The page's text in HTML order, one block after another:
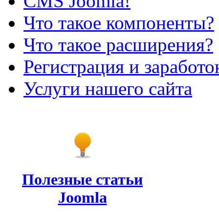
Что такое компоненты?
Что такое расширения?
Регистрация и
Услуги нашего сайта
Полезные статьи
Joomla